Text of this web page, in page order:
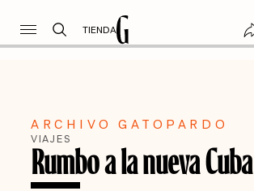
TIENDA
ARCHIVO GATOPARDO
VIAJES
Rumbo a la nueva Cuba